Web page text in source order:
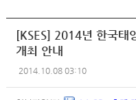
[KSES] 2014년 한국태
개최 안내
2014.10.08 03:10